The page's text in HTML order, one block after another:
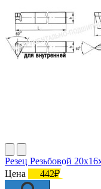
Резец Резьбовой
Цена
442₽